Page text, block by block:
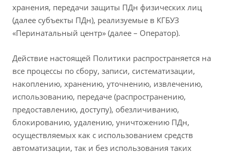
хранения, передачи защиты ПДн физических лиц
(далее субъекты ПДн), реализуемые в КГБУЗ
«Перинатальный центр» (далее – Оператор).
Действие настоящей Политики распространяется на
все процессы по сбору, записи, систематизации,
накоплению, хранению, уточнению, извлечению,
использованию, передаче (распространению,
предоставлению, доступу), обезличиванию,
блокированию, удалению, уничтожению ПДн,
осуществляемых как с использованием средств
автоматизации, так и без использования таких